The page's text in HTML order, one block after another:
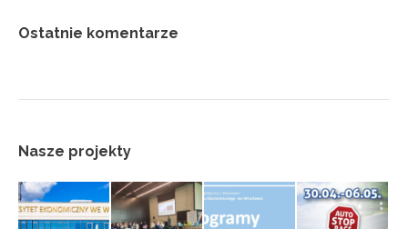
Ostatnie komentarze
Nasze projekty